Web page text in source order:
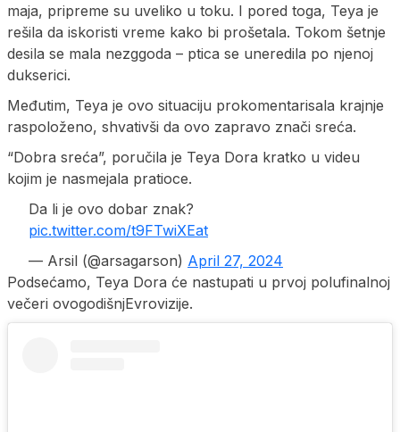
maja, pripreme su uveliko u toku. I pored toga, Teya je
rešila da iskoristi vreme kako bi prošetala. Tokom šetnje
desila se mala nezggoda – ptica se uneredila po njenoj
dukserici.
Međutim, Teya je ovo situaciju prokomentarisala krajnje
raspoloženo, shvativši da ovo zapravo znači sreća.
“Dobra sreća”, poručila je Teya Dora kratko u videu
kojim je nasmejala pratioce.
Da li je ovo dobar znak?
pic.twitter.com/t9FTwiXEat
— Arsil (@arsagarson) April 27, 2024
Podsećamo, Teya Dora će nastupati u prvoj polufinalnoj
večeri ovogodišnjEvrovizije.